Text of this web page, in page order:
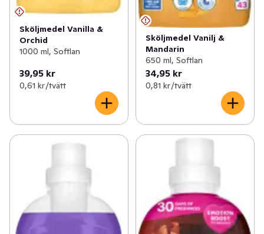
Sköljmedel Vanilla &
Orchid
1000 ml, Softlan
39,95 kr
0,61 kr /tvätt
Sköljmedel Vanilj &
Mandarin
650 ml, Softlan
34,95 kr
0,81 kr /tvätt